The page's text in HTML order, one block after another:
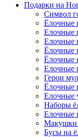
Подарки на
Символ
Ёлочные
Елочные
Елочные
Ёлочные
Ёлочные
Елочные
Герои
Ёлочные
Елочные
Наборы
Елочные
Макушки
Бусы на